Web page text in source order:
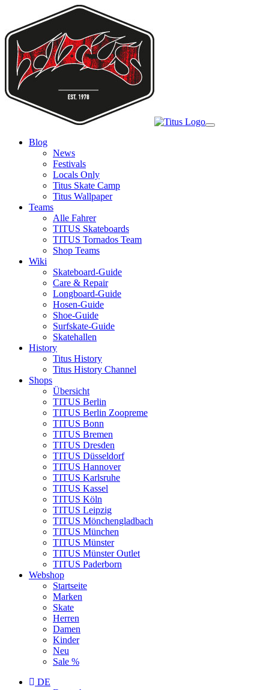
main
content
Toggle
Blog
News
Festivals
Locals Only
Titus Skate Camp
Titus Wallpaper
Teams
Alle Fahrer
TITUS Skateboards
TITUS Tornados Team
Shop Teams
Wiki
Skateboard-Guide
Care & Repair
Longboard-Guide
Hosen-Guide
Shoe-Guide
Surfskate-Guide
Skatehallen
History
Titus History
Titus History Channel
Shops
Übersicht
TITUS Berlin
TITUS Berlin Zoopreme
TITUS Bonn
TITUS Bremen
TITUS Dresden
TITUS Düsseldorf
TITUS Hannover
TITUS Karlsruhe
TITUS Kassel
TITUS Köln
TITUS Leipzig
TITUS Mönchengladbach
TITUS München
TITUS Münster
TITUS Münster Outlet
TITUS Paderborn
Webshop
Startseite
Marken
Skate
Herren
Damen
Kinder
Neu
Sale %
DE